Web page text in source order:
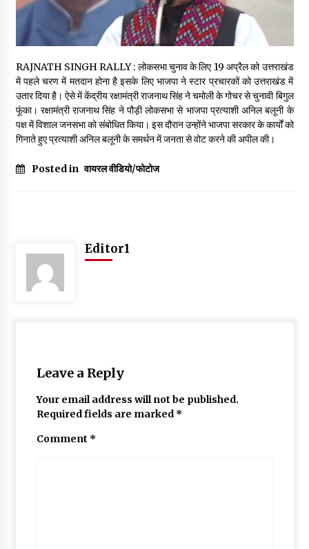
May 16, 2022
May 14, 2022
Thought Of The Day 13 May
May 13, 2022
Thought Of The Day 11 May
May 11, 2022
Thought Of The Day 9 May
May 9, 2022
RAJNATH SINGH RALLY : लोकसभा चुनाव के लिए 19 अप्रैल को उत्तराखंड
में पहले चरण में मतदान होना है इसके लिए भाजपा ने स्टार प्रचारकों को उत्तराखंड में
उतार दिया है। ऐसे में केंद्रीय रक्षामंत्री राजनाथ सिंह ने चमोली के गोचर से चुनावी बिगुल
फूंका। रक्षामंत्री राजनाथ सिंह ने पौड़ी लोकसभा से भाजपा प्रत्याशी अनिल बलूनी के
पक्ष में विशाल जनसभा को संबोधित किया। इस दौरान उन्होंने भाजपा सरकार के कार्यों को
गिनाते हुए प्रत्याशी अनिल बलूनी के समर्थन में जनता से वोट करने की अपील की।
Posted in वायरल वीडियो/फोटोज
Editor1
Leave a Reply
Your email address will not be published.
Required fields are marked *
Comment *